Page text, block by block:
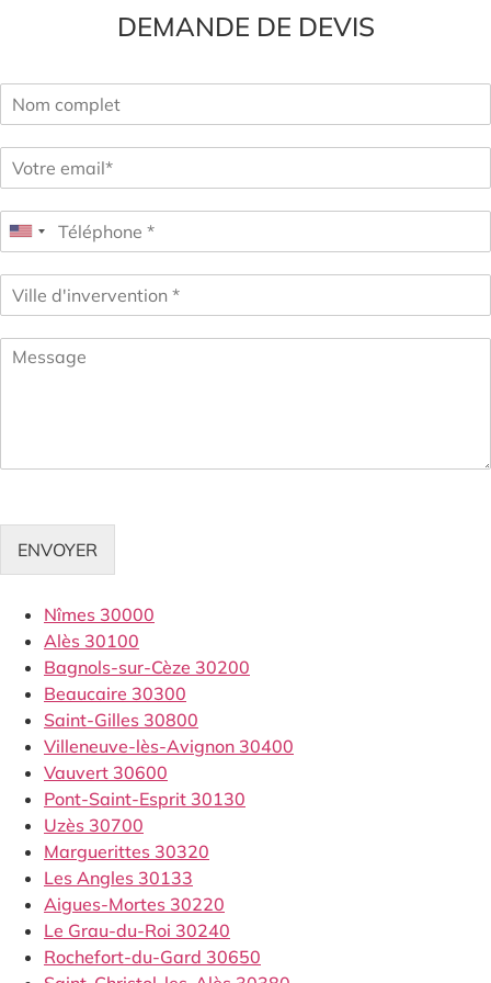
DEMANDE DE DEVIS
ENVOYER
Nîmes 30000
Alès 30100
Bagnols-sur-Cèze 30200
Beaucaire 30300
Saint-Gilles 30800
Villeneuve-lès-Avignon 30400
Vauvert 30600
Pont-Saint-Esprit 30130
Uzès 30700
Marguerittes 30320
Les Angles 30133
Aigues-Mortes 30220
Le Grau-du-Roi 30240
Rochefort-du-Gard 30650